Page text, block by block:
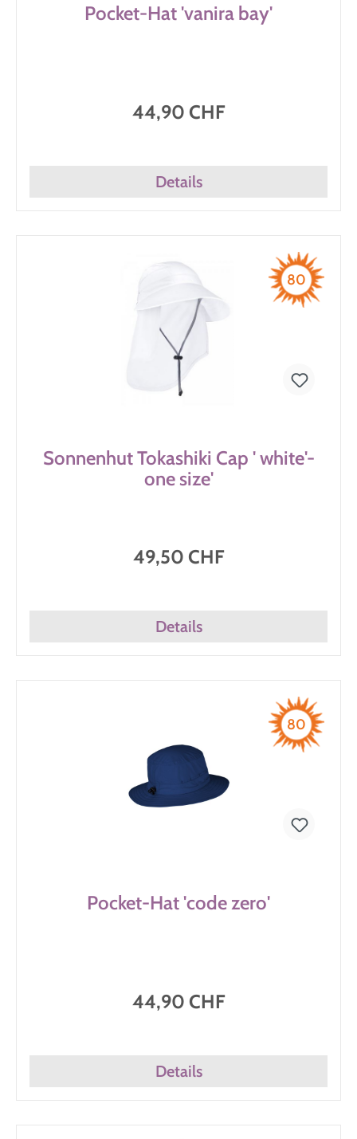
Pocket-Hat 'vanira bay'
44,90 CHF
Details
80
Sonnenhut Tokashiki Cap ' white'-
one size'
49,50 CHF
Details
80
Pocket-Hat 'code zero'
44,90 CHF
Details